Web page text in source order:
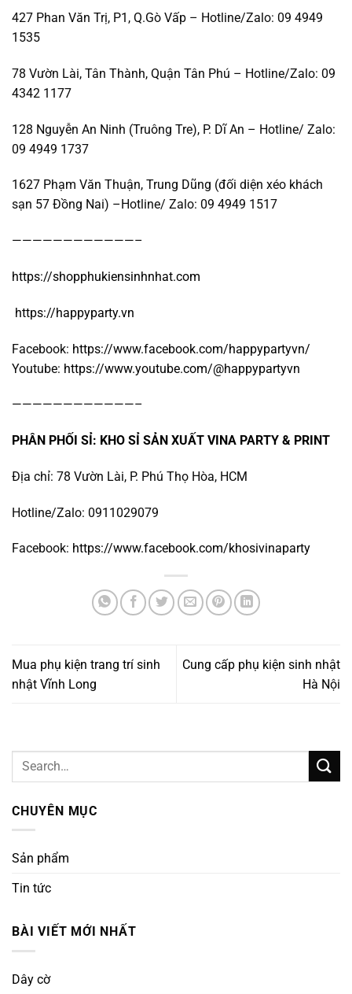
427 Phan Văn Trị, P1, Q.Gò Vấp – Hotline/Zalo: 09 4949
1535
78 Vườn Lài, Tân Thành, Quận Tân Phú – Hotline/Zalo: 09
4342 1177
128 Nguyễn An Ninh (Truông Tre), P. Dĩ An – Hotline/ Zalo:
09 4949 1737
1627 Phạm Văn Thuận, Trung Dũng (đối diện xéo khách
sạn 57 Đồng Nai) –Hotline/ Zalo: 09 4949 1517
————————————–
https://shopphukiensinhnhat.com
https://happyparty.vn
Facebook: https://www.facebook.com/happypartyvn/
Youtube: https://www.youtube.com/@happypartyvn
————————————–
PHÂN PHỐI SỈ: KHO SỈ SẢN XUẤT VINA PARTY & PRINT
Địa chỉ: 78 Vườn Lài, P. Phú Thọ Hòa, HCM
Hotline/Zalo: 0911029079
Facebook: https://www.facebook.com/khosivinaparty
Mua phụ kiện trang trí sinh
nhật Vĩnh Long
Cung cấp phụ kiện sinh nhật
Hà Nội
CHUYÊN MỤC
Sản phẩm
Tin tức
BÀI VIẾT MỚI NHẤT
Dây cờ